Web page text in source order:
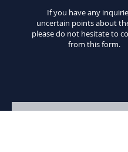
If you have any
uncertain points about
please do not hesitate to
from this form.